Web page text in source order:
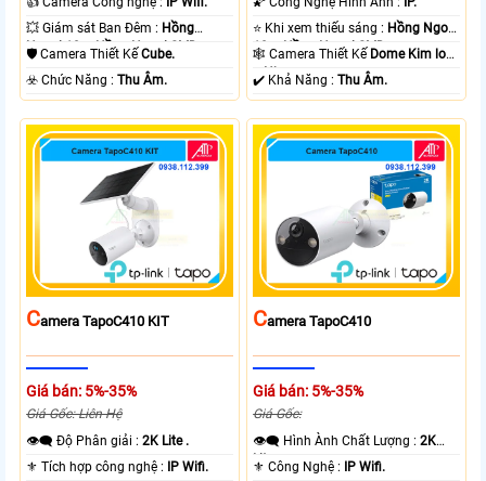
💥 Giám sát Ban Đêm : Hồng
Ngoại 10m Hồng Ngoại SMD.
🛡 Camera Thiết KếCube.
️☣️ Chức Năng :Thu Âm.
⭐ Khi xem thiếu sáng : Hồng Ngoại
10m Hồng Ngoại SMD.
🕸️ Camera Thiết Kế Dome Kim loại
+ Nhựa.
️✔️ Khả Năng :Thu Âm.
CAmera TapoC410 KIT
Giá bán: 5%-35%
Giá Gốc: Liên Hệ
👁️‍🗨 Độ Phân giải :2K Lite .
⚜️ Tích hợp công nghệ :
IP Wifi.
CAmera TapoC410
Giá bán: 5%-35%
Giá Gốc:
👁️‍🗨 Hình Ành Chất Lượng :2K
Lite .
⚜️ Công Nghệ :
IP Wifi.